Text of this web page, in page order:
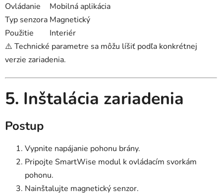
Ovládanie
Mobilná aplikácia
Typ senzora Magnetický
Použitie
Interiér
⚠️ Technické parametre sa môžu líšiť podľa konkrétnej
verzie zariadenia.
5. Inštalácia zariadenia
Postup
Vypnite napájanie pohonu brány.
Pripojte SmartWise modul k ovládacím svorkám
pohonu.
Nainštalujte magnetický senzor.